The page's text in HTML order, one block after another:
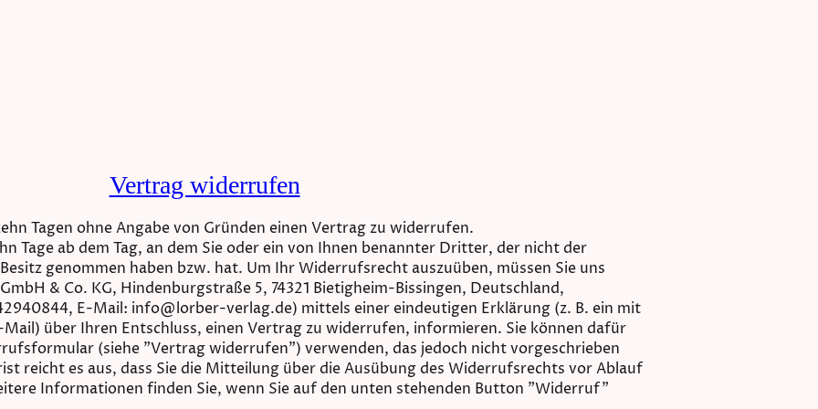
Vertrag widerrufen
Tagen ohne Angabe von Gründen einen Vertrag zu widerrufen.
Tage ab dem Tag, an dem Sie oder ein von Ihnen benannter Dritter, der nicht der
genommen haben bzw. hat. Um Ihr Widerrufsrecht auszuüben, müssen Sie uns
& Co. KG, Hindenburgstraße 5, 74321 Bietigheim-Bissingen, Deutschland,
E-Mail: info@lorber-verlag.de) mittels einer eindeutigen Erklärung (z. B. ein mit
über Ihren Entschluss, einen Vertrag zu widerrufen, informieren. Sie können dafür
(siehe "Vertrag widerrufen") verwenden, das jedoch nicht vorgeschrieben
reicht es aus, dass Sie die Mitteilung über die Ausübung des Widerrufsrechts vor Ablauf
Informationen finden Sie, wenn Sie auf den unten stehenden Button "Widerruf"